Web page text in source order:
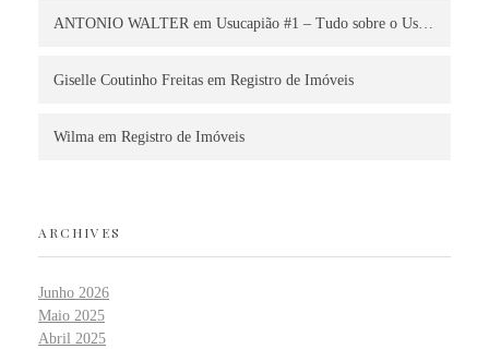
ANTONIO WALTER em Usucapião #1 – Tudo sobre o Us…
Giselle Coutinho Freitas em Registro de Imóveis
Wilma em Registro de Imóveis
ARCHIVES
Junho 2026
Maio 2025
Abril 2025